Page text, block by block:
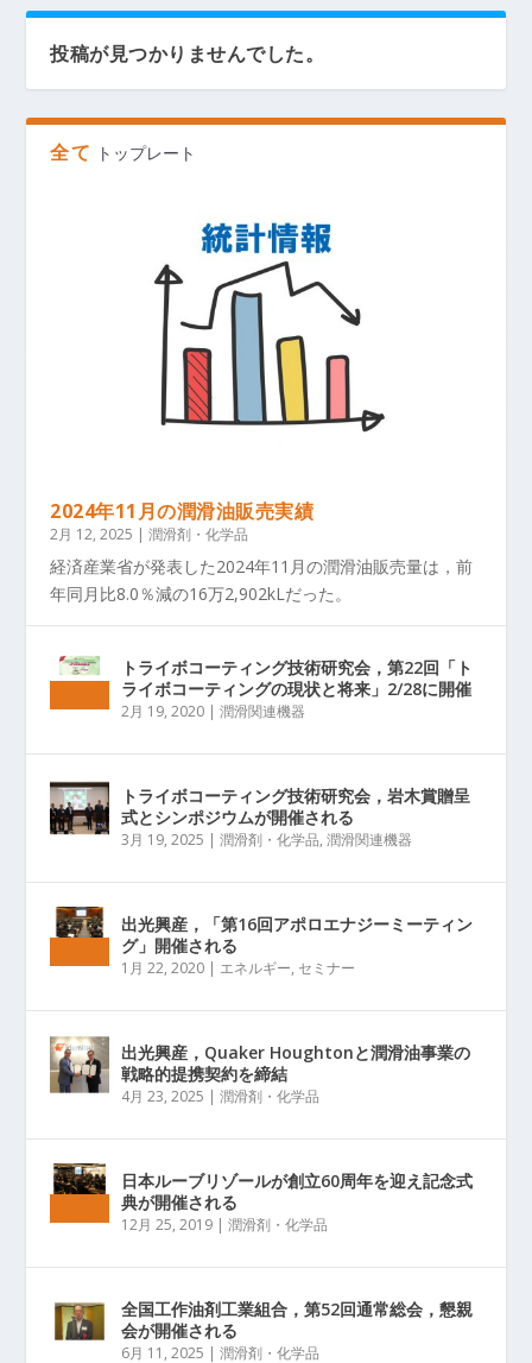
投稿が見つかりませんでした。
全て トップレート
2024年11月の潤滑油販売実績
2月 12, 2025 |潤滑剤・化学品
経済産業省が発表した2024年11月の潤滑油販売量は，前
年同月比8.0％減の16万2,902kLだった。
トライボコーティング技術研究会，第22回「ト
ライボコーティングの現状と将来」2/28に開催
2月 19, 2020 |潤滑関連機器
トライボコーティング技術研究会，岩木賞贈呈
式とシンポジウムが開催される
3月 19, 2025 |潤滑剤・化学品,潤滑関連機器
出光興産，「第16回アポロエナジーミーティン
グ」開催される
1月 22, 2020 | エネルギー, セミナー
出光興産，Quaker Houghtonと潤滑油事業の
戦略的提携契約を締結
4月 23, 2025 |潤滑剤・化学品
日本ルーブリゾールが創立60周年を迎え記念式
典が開催される
12月 25, 2019 |潤滑剤・化学品
全国工作油剤工業組合，第52回通常総会，懇親
会が開催される
6月 11, 2025 |潤滑剤・化学品